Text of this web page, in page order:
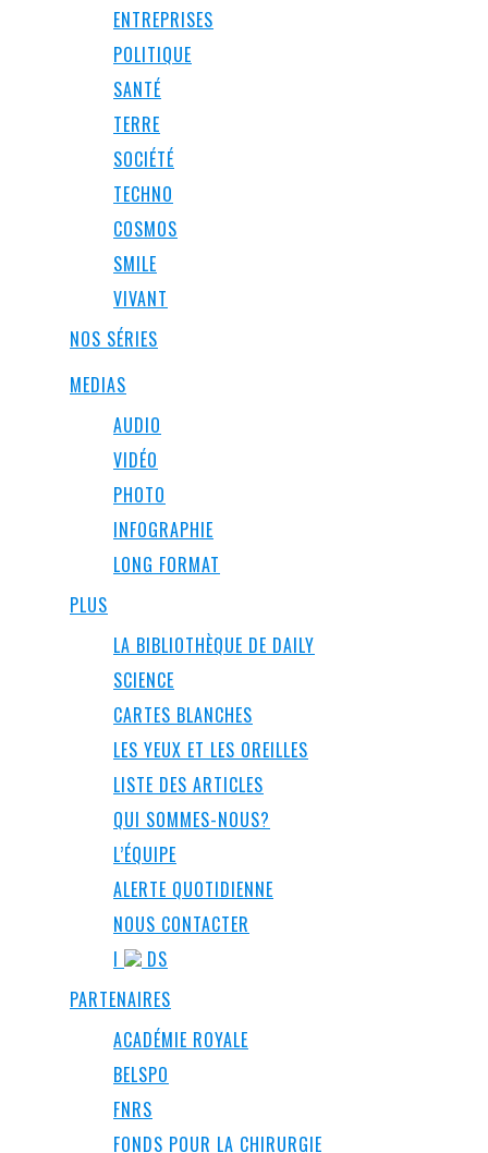
ENTREPRISES
POLITIQUE
SANTÉ
TERRE
SOCIÉTÉ
TECHNO
COSMOS
SMILE
VIVANT
NOS SÉRIES
MEDIAS
AUDIO
VIDÉO
PHOTO
INFOGRAPHIE
LONG FORMAT
PLUS
LA BIBLIOTHÈQUE DE DAILY
SCIENCE
CARTES BLANCHES
LES YEUX ET LES OREILLES
LISTE DES ARTICLES
QUI SOMMES-NOUS?
L’ÉQUIPE
ALERTE QUOTIDIENNE
NOUS CONTACTER
I
DS
PARTENAIRES
ACADÉMIE ROYALE
BELSPO
FNRS
FONDS POUR LA CHIRURGIE